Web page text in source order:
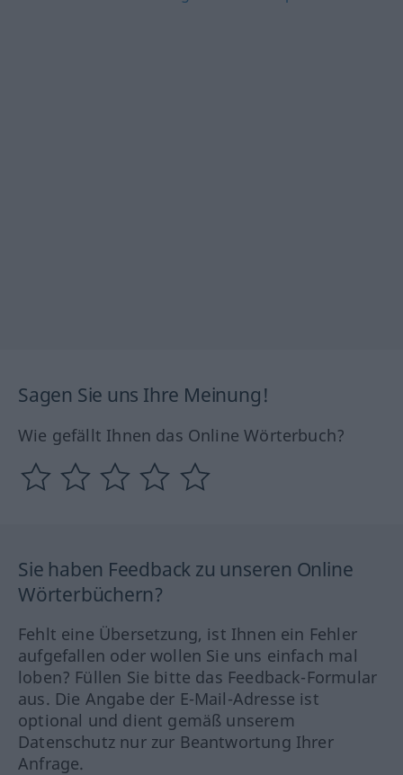
Sagen Sie uns Ihre Meinung!
Wie gefällt Ihnen das Online Wörterbuch?
Sie haben Feedback zu unseren Online
Wörterbüchern?
Fehlt eine Übersetzung, ist Ihnen ein Fehler
aufgefallen oder wollen Sie uns einfach mal
loben? Füllen Sie bitte das Feedback-Formular
aus. Die Angabe der E-Mail-Adresse ist
optional und dient gemäß unserem
Datenschutz nur zur Beantwortung Ihrer
Anfrage.